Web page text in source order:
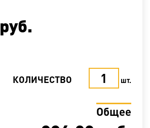
руб.
КОЛИЧЕСТВО шт.
Общее